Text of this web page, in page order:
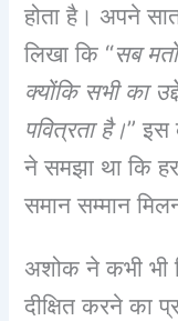
होता है। अपने
लिखा कि “सब
क्योंकि सभी का
पवित्रता है।” इस
ने समझा था कि
समान सम्मान
अशोक ने कभी भी
दीक्षित करने का